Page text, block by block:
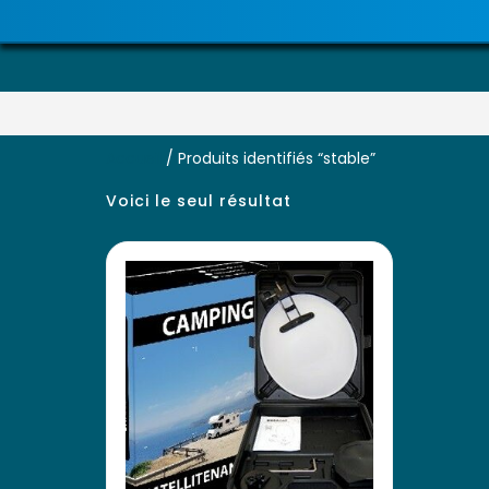
/ Produits identifiés “stable”
Voici le seul résultat